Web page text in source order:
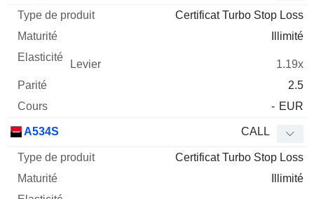
Certificat Turbo Stop Loss
Illimité
1.19x
2.5
- EUR
A534S CALL
Certificat Turbo Stop Loss
Illimité